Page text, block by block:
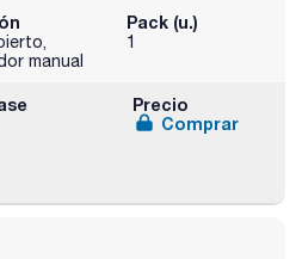
manual
Pack (u.)
1
Precio
Comprar